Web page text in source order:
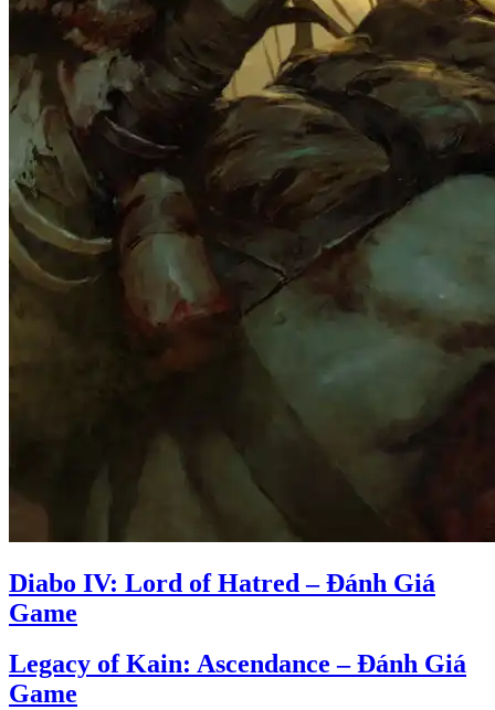
Diabo IV: Lord of Hatred – Đánh Giá
Game
Legacy of Kain: Ascendance – Đánh Giá
Game